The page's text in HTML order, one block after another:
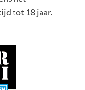
tot 18 jaar.